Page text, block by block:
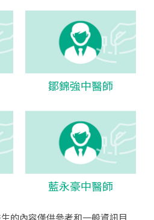
鄒錦強中醫師
藍永豪中醫師
的內容僅供參考和一般資訊目